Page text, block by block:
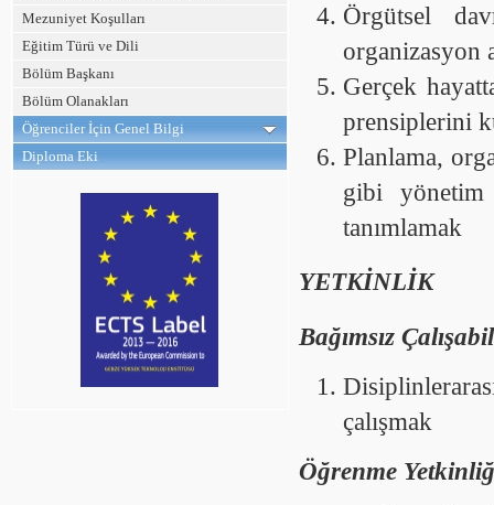
Mezuniyet Koşulları
Eğitim Türü ve Dili
Bölüm Başkanı
Bölüm Olanakları
Öğrenciler İçin Genel Bilgi
Diploma Eki
Örgütsel
organizasyon
Gerçek
prensiplerini
Planlama,
gibi yönetim
tanımlamak
YETKİNLİK
Bağımsız
çalışmak
Öğrenme